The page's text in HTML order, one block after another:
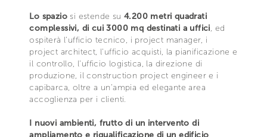
Lo spaziosi estende su 4.200 metri quadrati
complessivi, di cui 3000 mq destinati a uffici, ed
ospiterà l'ufficio tecnico, i project manager, i
project architect, l'ufficio acquisti, la pianificazione e
il controllo, l'ufficio logistica, la direzione di
produzione, il construction project engineer e i
capibarca, oltre a un’ampia ed elegante area
accoglienza per i clienti.
I nuovi ambienti, frutto di un intervento di
ampliamento e riqualificazione di un edificio